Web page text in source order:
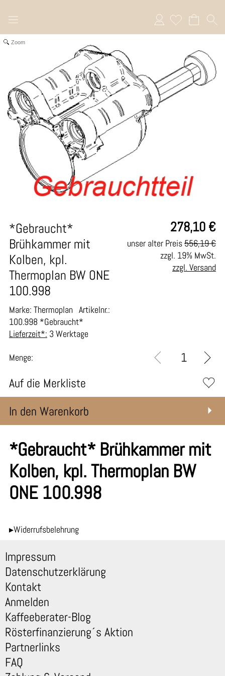
Anmelden
Zoom
278,10 €
*Gebraucht*
Brühkammer mit
Kolben, kpl.
Thermoplan BW ONE
100.998
Marke: Thermoplan Artikelnr.:
100.998 *Gebraucht*
Lieferzeit*: 3 Werktage
unser alter Preis556,19 €
zzgl. 19% MwSt.
zzgl. Versand
Menge:
Auf die Merkliste
In den Warenkorb
*Gebraucht* Brühkammer mit
Kolben, kpl. Thermoplan BW
ONE 100.998
▸Widerrufsbelehrung
Impressum
Datenschutzerklärung
Kontakt
Anmelden
Kaffeeberater-Blog
Rösterfinanzierung´s Aktion
Partnerlinks
FAQ